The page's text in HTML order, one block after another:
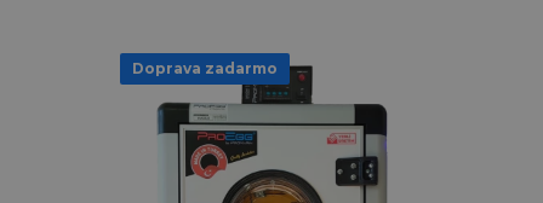
Doprava zadarmo